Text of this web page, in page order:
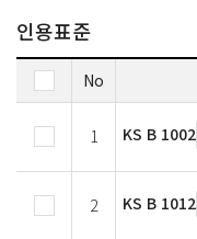
인용표준
No
1 KS B 1002
2 KS B 1012